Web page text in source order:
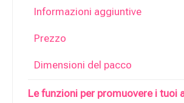
Informazioni aggiuntive
Prezzo
Dimensioni del pacco
Le funzioni per promuovere i tuoi